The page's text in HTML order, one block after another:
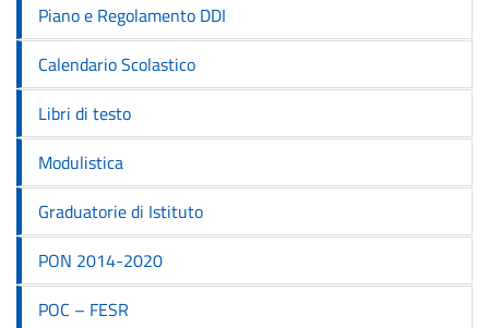
Piano e Regolamento DDI
Calendario Scolastico
Libri di testo
Modulistica
Graduatorie di Istituto
PON 2014-2020
POC – FESR